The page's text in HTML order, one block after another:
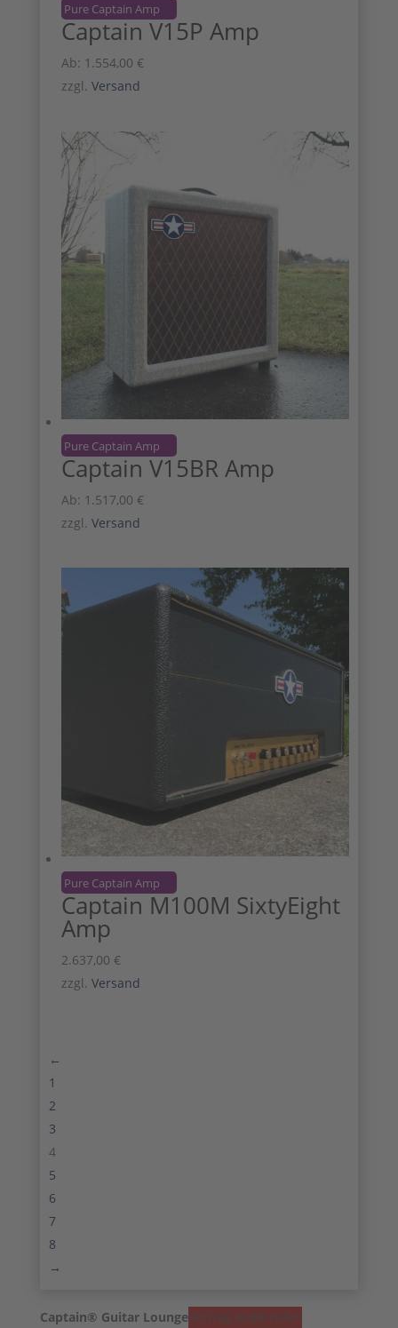
Pure Captain Amp
Captain V15P Amp
Ab: 1.554,00 €
zzgl. Versand
Pure Captain Amp
Captain V15BR Amp
Ab: 1.517,00 €
zzgl. Versand
Pure Captain Amp
Captain M100M SixtyEight
Amp
2.637,00 €
zzgl. Versand
←
1
2
3
4
5
6
7
8
→
Captain® Guitar LoungeVertrag widerrufen